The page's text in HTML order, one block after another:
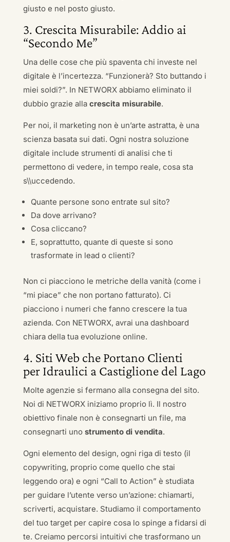
giusto e nel posto giusto.
3. Crescita Misurabile: Addio ai
“Secondo Me”
Una delle cose che più spaventa chi investe nel
digitale è l’incertezza. “Funzionerà? Sto buttando i
miei soldi?”. In NETWORX abbiamo eliminato il
dubbio grazie alla crescita misurabile.
Per noi, il marketing non è un’arte astratta, è una
scienza basata sui dati. Ogni nostra soluzione
digitale include strumenti di analisi che ti
permettono di vedere, in tempo reale, cosa sta
s\\uccedendo.
Quante persone sono entrate sul sito?
Da dove arrivano?
Cosa cliccano?
E, soprattutto, quante di queste si sono
trasformate in lead o clienti?
Non ci piacciono le metriche della vanità (come i
“mi piace” che non portano fatturato). Ci
piacciono i numeri che fanno crescere la tua
azienda. Con NETWORX, avrai una dashboard
chiara della tua evoluzione online.
4. Siti Web che Portano Clienti
per Idraulici a Castiglione del Lago
Molte agenzie si fermano alla consegna del sito.
Noi di NETWORX iniziamo proprio lì. Il nostro
obiettivo finale non è consegnarti un file, ma
consegnarti uno strumento di vendita.
Ogni elemento del design, ogni riga di testo (il
copywriting, proprio come quello che stai
leggendo ora) e ogni “Call to Action” è studiata
per guidare l’utente verso un’azione: chiamarti,
scriverti, acquistare. Studiamo il comportamento
del tuo target per capire cosa lo spinge a fidarsi di
te. Creiamo percorsi intuitivi che trasformano un